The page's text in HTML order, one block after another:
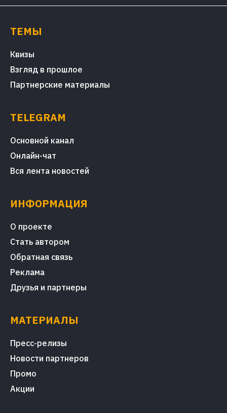
ТЕМЫ
Квизы
Взгляд в прошлое
Партнерские материалы
TELEGRAM
Основной канал
Онлайн-чат
Вся лента новостей
ИНФОРМАЦИЯ
О проекте
Стать автором
Обратная связь
Реклама
Друзья и партнеры
МАТЕРИАЛЫ
Пресс-релизы
Новости партнеров
Промо
Акции